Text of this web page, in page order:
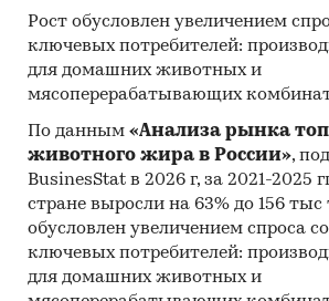
Категории: Промышленность / ...
металлических руд / Редкие
Промышленность / ... / Цветная
металлургия / Редкие металлы
Рост обусловлен увеличением
ключевых потребителей:
для домашних животных и
мясоперерабатывающих
По данным «Анализа рынка
животного жира в России»,
BusinesStat в 2026 г, за 2021-2025
стране выросли на 63% до 156 тыс
обусловлен увеличением спроса
ключевых потребителей:
для домашних животных и